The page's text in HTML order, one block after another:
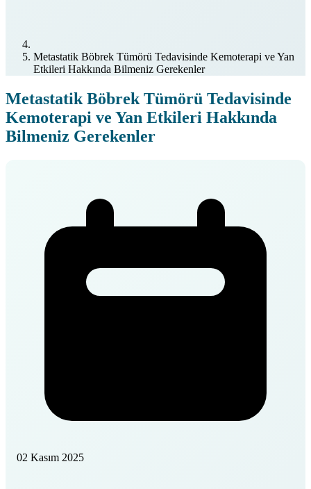
Metastatik Böbrek Tümörü Tedavisinde Kemoterapi ve Yan
Etkileri Hakkında Bilmeniz Gerekenler
Metastatik Böbrek Tümörü Tedavisinde
Kemoterapi ve Yan Etkileri Hakkında
Bilmeniz Gerekenler
02 Kasım 2025